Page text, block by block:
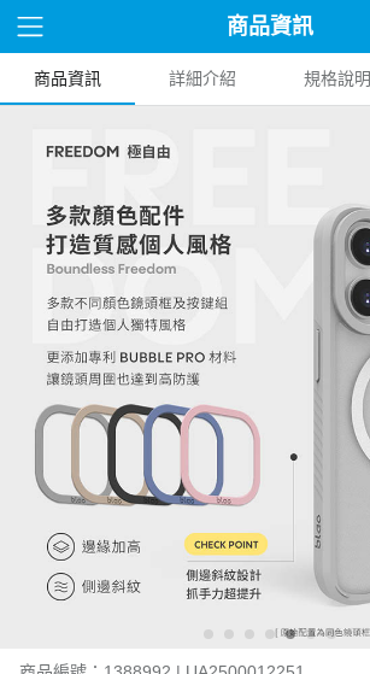
商品資訊
商品資訊 詳細介紹 規格說明